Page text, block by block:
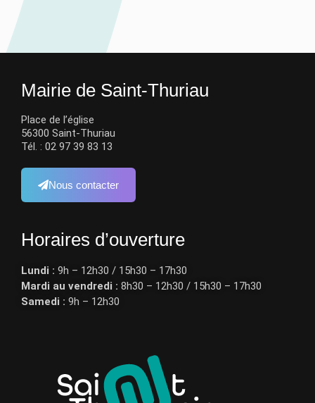
Mairie de Saint-Thuriau
Place de l’église
56300 Saint-Thuriau
Tél. : 02 97 39 83 13
Nous contacter
Horaires d’ouverture​
Lundi : 9h – 12h30 / 15h30 – 17h30
Mardi au vendredi : 8h30 – 12h30 / 15h30 – 17h30
Samedi : 9h – 12h30